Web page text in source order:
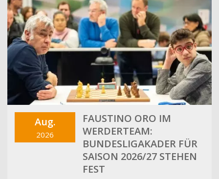
Aug.
2026
FAUSTINO ORO IM
WERDERTEAM:
BUNDESLIGAKADER FÜR
SAISON 2026/27 STEHEN
FEST